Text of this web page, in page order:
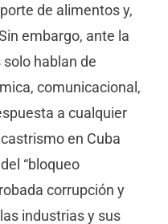
de alimentos y,
embargo, ante la
hablan de
comunicacional,
a cualquier
en Cuba
“bloqueo
corrupción y
industrias y sus